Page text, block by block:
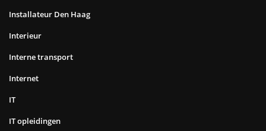
Installateur Den Haag
Interieur
Interne transport
Internet
IT
IT opleidingen